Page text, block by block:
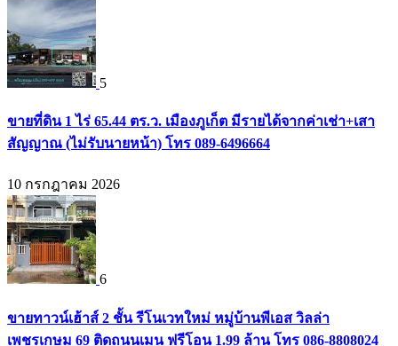
5
ขายที่ดิน 1 ไร่ 65.44 ตร.ว. เมืองภูเก็ต มีรายได้จากค่าเช่า+เสา
สัญญาณ (ไม่รับนายหน้า) โทร 089-6496664
10 กรกฎาคม 2026
6
ขายทาวน์เฮ้าส์ 2 ชั้น รีโนเวทใหม่ หมู่บ้านพีเอส วิลล่า
เพชรเกษม 69 ติดถนนเมน ฟรีโอน 1.99 ล้าน โทร 086-8808024